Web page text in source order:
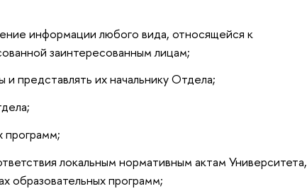
информации любого вида, относящейся к
заинтересованным лицам;
и представлять их начальнику Отдела;
программ;
локальным нормативным актам Университета,
образовательных программ;